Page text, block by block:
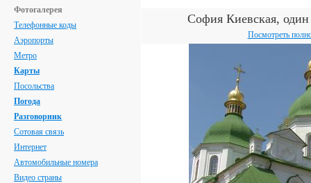
Фотогалерея
Телефонные коды
Аэропорты
Метро
Карты
Посольства
Погода
Разговорник
Сотовая связь
Интернет
Автомобильные номера
Видео страны
София Киевская,
Посмотреть